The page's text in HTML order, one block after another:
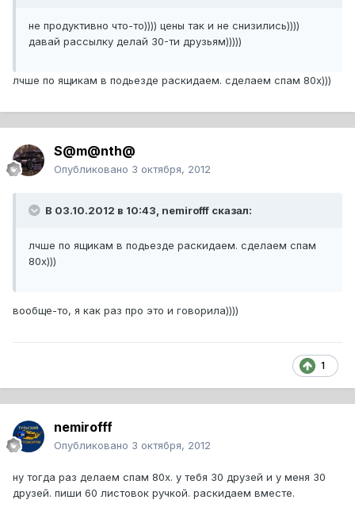
не продуктивно что-то)))) цены так и не снизились))))
давай рассылку делай 30-ти друзьям)))))
лчше по ящикам в подьезде раскидаем. сделаем спам 80х)))
S@m@nth@
Опубликовано 3 октября, 2012
В 03.10.2012 в 10:43, nemirofff сказал:
лчше по ящикам в подьезде раскидаем. сделаем спам
80х)))
вообще-то, я как раз про это и говорила))))
1
nemirofff
Опубликовано 3 октября, 2012
ну тогда раз делаем спам 80х. у тебя 30 друзей и у меня 30
друзей. пиши 60 листовок ручкой. раскидаем вместе.